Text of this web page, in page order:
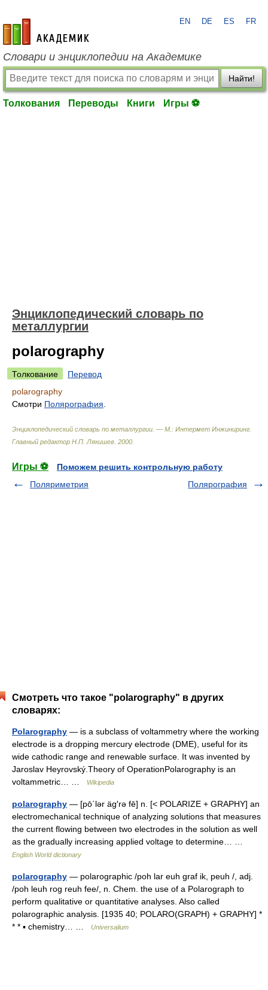
academic.ru
EN DE ES FR
Словари и энциклопедии на Академике
Найти!
Толкования Переводы Книги Игры ⚽
Энциклопедический словарь по
металлургии
polarography
Толкование
Перевод
polarography
Смотри Полярография
Энциклопедический словарь по металлургии. — М.: Интермет Инжиниринг
Главный редактор Н.П. Лякишев 2000
Игры ⚽
Поможем решить контрольную работу
Поляриметрия
Полярография
Смотреть что такое "polarography" в других
словарях:
Polarography — is a subclass of voltammetry where the working
electrode is a dropping mercury electrode (DME), useful for its
wide cathodic range and renewable surface. It was invented by
Jaroslav Heyrovský.Theory of OperationPolarography is an
voltammetric… …
Wikipedia
polarography — [pō΄lər äg′rə fē] n. [< POLARIZE + GRAPHY] an
electromechanical technique of analyzing solutions that measures
the current flowing between two electrodes in the solution as well
as the gradually increasing applied voltage to determine… …
English World dictionary
polarography — polarographic /poh lar euh graf ik, peuh /, adj.
/poh leuh rog reuh fee/, n. Chem. the use of a Polarograph to
perform qualitative or quantitative analyses. Also called
polarographic analysis. [1935 40; POLARO(GRAPH) + GRAPHY] *
* * ▪ chemistry… …
Universalium